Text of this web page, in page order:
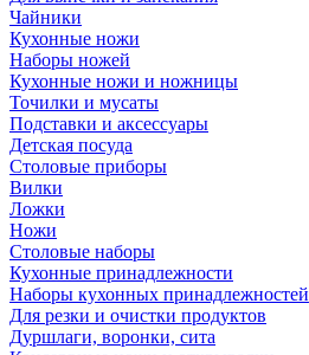
Чайники
Кухонные ножи
Наборы ножей
Кухонные ножи и ножницы
Точилки и мусаты
Подставки и аксессуары
Детская посуда
Столовые приборы
Вилки
Ложки
Ножи
Столовые наборы
Кухонные принадлежности
Наборы кухонных принадлежностей
Для резки и очистки продуктов
Дуршлаги, воронки, сита